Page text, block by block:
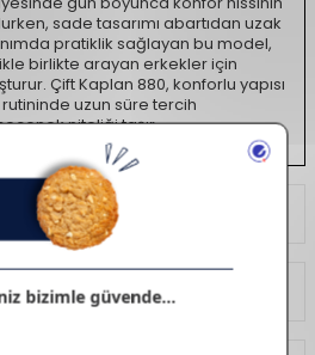
sade tasarımı abartıdan uzak
pratiklik sağlayan bu model,
birlikte arayan erkekler için
Çift Kaplan 880, konforlu yapısı
uzun süre tercih
niteliği taşır.